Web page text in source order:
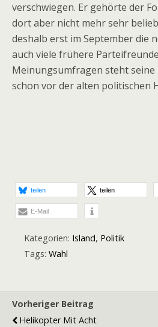
verschwiegen. Er gehörte der
dort aber nicht mehr sehr
deshalb erst im September die
auch viele frühere
Meinungsumfragen steht
schon vor der alten politischen
teilen teilen
E-Mail
Kategorien: Island, Politik
Tags: Wahl
Vorheriger Beitrag
Helikopter Mit Acht